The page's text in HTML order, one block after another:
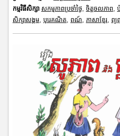
កម្មវិធីសិក្សា សកម្មភាពប្រចាំថ្ងៃ, ចិត្តចលភាព,
សិក្សាសង្គម, បុរេគណិត, ពណ៍, ភាសាខ្មែរ, ព្យ